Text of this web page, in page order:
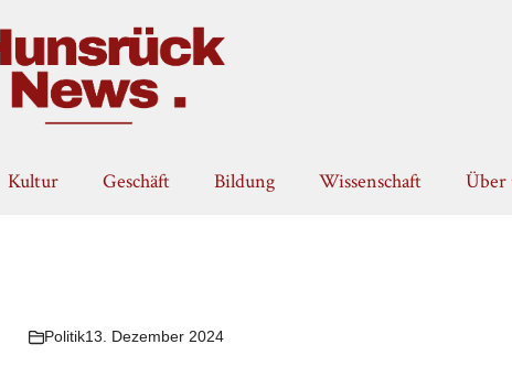
Kultur Geschäft Bildung Wissenschaft Über
Politik13. Dezember 2024